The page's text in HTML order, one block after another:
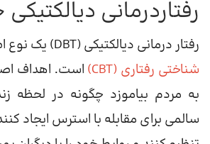
رفتاردرمانی
رفتار درمانی دیالکتیکی (DBT) یک نوع اصلاح شده از
شناختی رفتاری (CBT)
است. اهداف
به مردم بیاموزد چگونه در لحظه
سالمی برای مقابله با استرس ایجاد